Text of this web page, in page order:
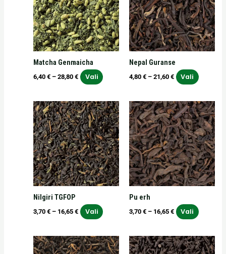
Matcha Genmaicha
6,40€ – 28,80€ Vali
mitu
varianti.
Valikuid
saab
teha
tootelehel.Nepal Guranse
4,80 € – 21,60 € Vali
mitu
varianti.
Valikuid
saab
teha
Nilgiri TGFOP
3,70€ – 16,65€
Hinnavahemik:
3,70 €
kuni
16,65 €
Vali
Sellel
tootel
on
mitu
varianti.
Valikuid
saab
teha
tootelehel.Pu erh
3,70 € – 16,65 €
Hinnavahemik:
3,70 €
kuni
16,65 €
Vali
Sellel
tootel
on
mitu
varianti.
Valikuid
saab
teha
Hinnavahemik:
4,80 €
Sellel
Hinnavahemik:
3,70 €
Sellel